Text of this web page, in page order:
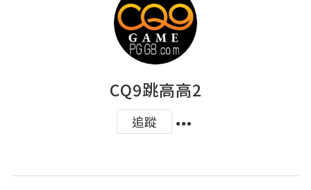
CQ9跳高高2
追蹤